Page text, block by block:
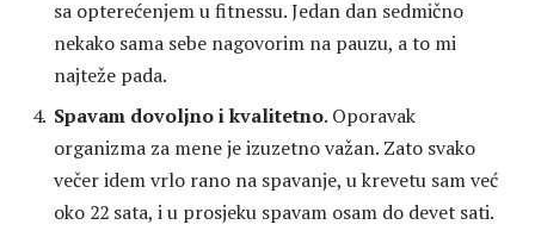
sa opterećenjem u fitnessu. Jedan dan sedmično
nekako sama sebe nagovorim na pauzu, a to mi
najteže pada.
Spavam dovoljno i kvalitetno. Oporavak
organizma za mene je izuzetno važan. Zato svako
večer idem vrlo rano na spavanje, u krevetu sam već
oko 22 sata, i u prosjeku spavam osam do devet sati.